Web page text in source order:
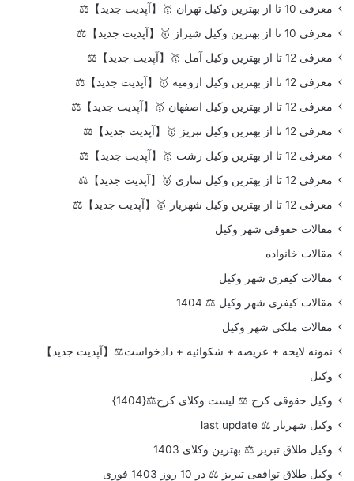
معرفی 10 تا از بهترین وکیل تهران 🥇【آپدیت جدید】⚖️
معرفی 10 تا از بهترین وکیل شیراز 🥇【آپدیت جدید】⚖️
معرفی 12 تا از بهترین وکیل آمل 🥇【آپدیت جدید】⚖️
معرفی 12 تا از بهترین وکیل ارومیه 🥇【آپدیت جدید】⚖️
معرفی 12 تا از بهترین وکیل اصفهان 🥇【آپدیت جدید】⚖️
معرفی 12 تا از بهترین وکیل تبریز 🥇【آپدیت جدید】⚖️
معرفی 12 تا از بهترین وکیل رشت 🥇【آپدیت جدید】⚖️
معرفی 12 تا از بهترین وکیل ساری 🥇【آپدیت جدید】⚖️
معرفی 12 تا از بهترین وکیل شهریار 🥇【آپدیت جدید】⚖️
مقالات حقوقی شهر وکیل
مقالات خانواده
مقالات کیفری شهر وکیل
مقالات کیفری شهر وکیل ⚖️ 1404
مقالات ملکی شهر وکیل
نمونه لایحه + عریضه + شکوائیه + دادخواست⚖️【آپدیت جدید】
وکیل
وکیل حقوقی کرج ⚖️ لیست وکلای کرج⚖️{1404}
وکیل شهریار ⚖️ last update
وکیل طلاق تبریز ⚖️ بهترین وکلای 1403
وکیل طلاق توافقی تبریز ⚖️ در 10 روز 1403 فوری